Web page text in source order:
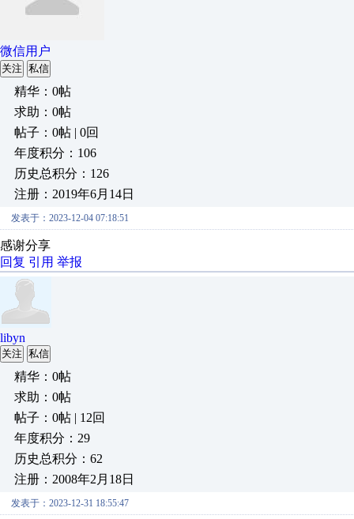
微信用户
关注 私信
精华：0帖
求助：0帖
帖子：0帖 | 0回
年度积分：106
历史总积分：126
注册：2019年6月14日
发表于：2023-12-04 07:18:51
感谢分享
回复 引用 举报
libyn
关注 私信
精华：0帖
求助：0帖
帖子：0帖 | 12回
年度积分：29
历史总积分：62
注册：2008年2月18日
发表于：2023-12-31 18:55:47